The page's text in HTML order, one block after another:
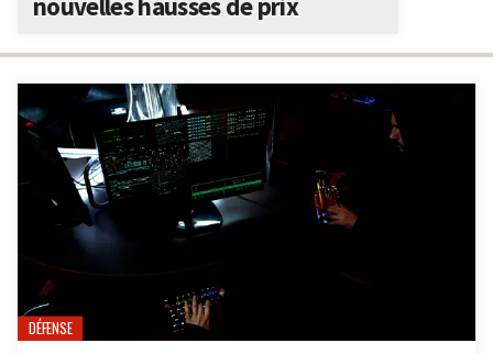
DÉFENSE